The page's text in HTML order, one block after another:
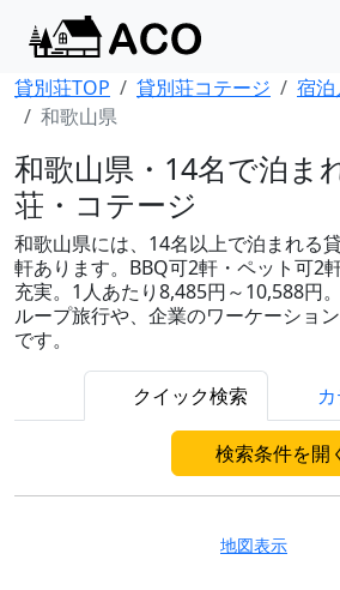
貸別荘TOP 貸別荘コテージ 宿泊
和歌山県
和歌山県・14名で泊ま
荘・コテージ
和歌山県には、14名以上で泊まれる
軒あります。BBQ可2軒・ペット可2
充実。1人あたり8,485円～10,588円
ループ旅行や、企業のワーケーショ
です。
クイック検索
検索条件を開
地図表示